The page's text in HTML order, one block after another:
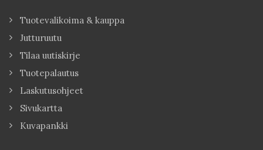
Tuotevalikoima & kauppa
Jutturuutu
Tilaa uutiskirje
Tuotepalautus
Laskutusohjeet
Sivukartta
Kuvapankki